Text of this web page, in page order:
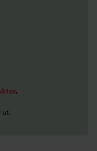
.
ut.